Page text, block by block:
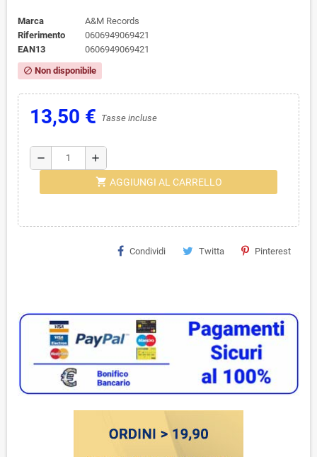
Marca
A&M Records ‎
Riferimento
0606949069421
EAN13
0606949069421
block Non disponibile
13,50 € Tasse incluse
remove add
shopping_cart AGGIUNGI AL CARRELLO
Condividi Twitta Pinterest